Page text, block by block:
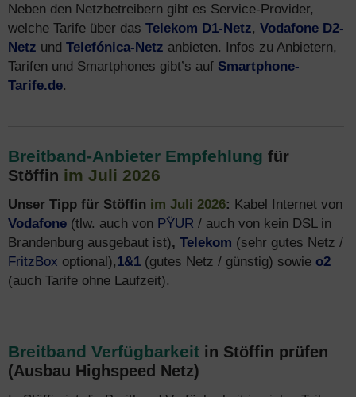
Neben den Netzbetreibern gibt es Service-Provider,
welche Tarife über das Telekom D1-Netz, Vodafone D2-
Netz und Telefónica-Netz anbieten. Infos zu Anbietern,
Tarifen und Smartphones gibt’s auf Smartphone-
Tarife.de.
Breitband-Anbieter Empfehlung für
Stöffin im Juli 2026
Unser Tipp für Stöffin im Juli 2026: Kabel Internet von
Vodafone (tlw. auch von PŸUR / auch von kein DSL in
Brandenburg ausgebaut ist), Telekom (sehr gutes Netz /
FritzBox optional),1&1 (gutes Netz / günstig) sowie o2
(auch Tarife ohne Laufzeit).
Breitband Verfügbarkeit in Stöffin prüfen
(Ausbau Highspeed Netz)